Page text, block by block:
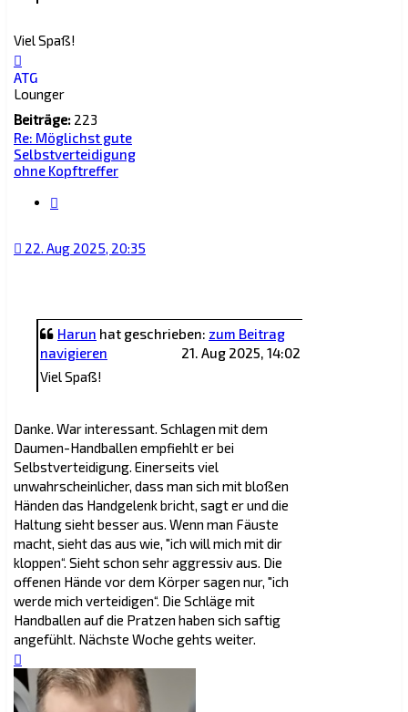
Viel Spaß!
oben
ATG
Lounger
Beiträge: 223
Re: Möglichst gute
Selbstverteidigung
ohne Kopftreffer
22. Aug 2025, 20:35
Harun hat geschrieben: zum Beitrag
navigieren
21. Aug 2025, 14:02
Viel Spaß!
Danke. War interessant. Schlagen mit dem
Daumen-Handballen empfiehlt er bei
Selbstverteidigung. Einerseits viel
unwahrscheinlicher, dass man sich mit bloßen
Händen das Handgelenk bricht, sagt er und die
Haltung sieht besser aus. Wenn man Fäuste
macht, sieht das aus wie, "ich will mich mit dir
kloppen“. Sieht schon sehr aggressiv aus. Die
offenen Hände vor dem Körper sagen nur, "ich
werde mich verteidigen“. Die Schläge mit
Handballen auf die Pratzen haben sich saftig
angefühlt. Nächste Woche gehts weiter.
oben